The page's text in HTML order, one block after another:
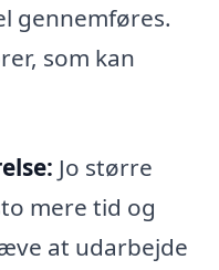
gennemføres.
som kan
Jo større
mere tid og
at udarbejde